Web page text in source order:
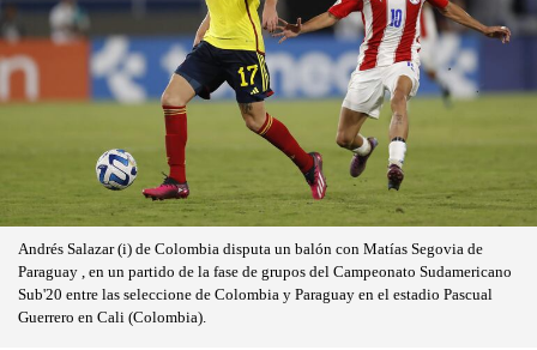
Andrés Salazar (i) de Colombia disputa un balón con Matías Segovia de
Paraguay , en un partido de la fase de grupos del Campeonato Sudamericano
Sub'20 entre las seleccione de Colombia y Paraguay en el estadio Pascual
Guerrero en Cali (Colombia).